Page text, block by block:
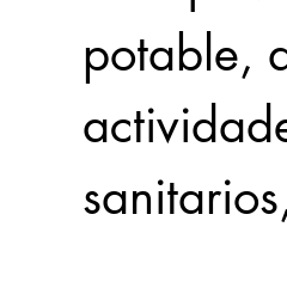
potable,